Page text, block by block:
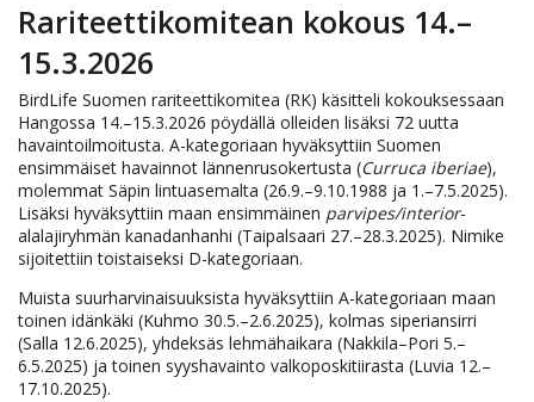
Rariteettikomitean kokous 14.–
15.3.2026
BirdLife Suomen rariteettikomitea (RK) käsitteli kokouksessaan
Hangossa 14.–15.3.2026 pöydällä olleiden lisäksi 72 uutta
havaintoilmoitusta. A-kategoriaan hyväksyttiin Suomen
ensimmäiset havainnot lännenrusokertusta (Curruca iberiae),
molemmat Säpin lintuasemalta (26.9.–9.10.1988 ja 1.–7.5.2025).
Lisäksi hyväksyttiin maan ensimmäinen parvipes/interior-
alalajiryhmän kanadanhanhi (Taipalsaari 27.–28.3.2025). Nimike
sijoitettiin toistaiseksi D-kategoriaan.
Muista suurharvinaisuuksista hyväksyttiin A-kategoriaan maan
toinen idänkäki (Kuhmo 30.5.–2.6.2025), kolmas siperiansirri
(Salla 12.6.2025), yhdeksäs lehmähaikara (Nakkila–Pori 5.–
6.5.2025) ja toinen syyshavainto valkoposkitiirasta (Luvia 12.–
17.10.2025).